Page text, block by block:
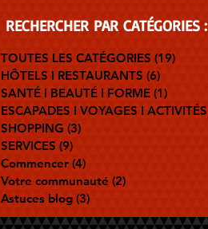
RECHERCHER PARCATÉGORIES :
TOUTES LES CATÉGORIES (19)
HÔTELS I RESTAURANTS (6)
SANTÉ I BEAUTÉ I FORME (1)
ESCAPADES I VOYAGES I ACTIVITÉS
SHOPPING (3)
SERVICES (9)
Commencer (4)
Votre communauté (2)
Astuces blog (3)